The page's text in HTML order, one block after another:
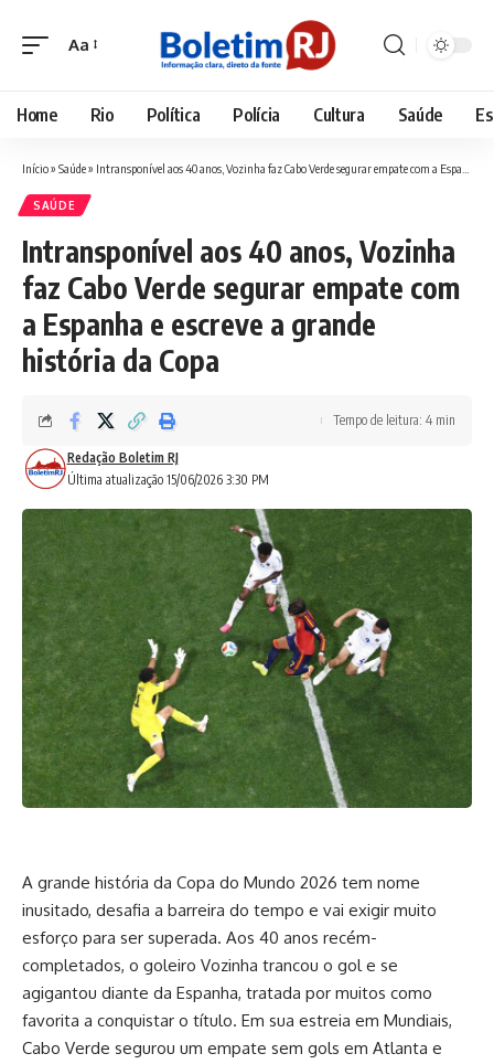
Font
Aa
Home Rio Política Polícia Cultura Saúde
Início» Saúde» Intransponível aos 40 anos, Vozinha faz Cabo Verde segurar empate com a Espanha e escreve a grande história da Copa
SAÚDE
Intransponível aos 40 anos, Vozinha
faz Cabo Verde segurar empate com
a Espanha e escreve a grande
história da Copa
Última atualização 15/06/2026 3:30 PM
Redação Boletim RJ
Tempo de leitura: 4 min
A grande história da Copa do Mundo 2026 tem nome
inusitado, desafia a barreira do tempo e vai exigir muito
esforço para ser superada. Aos 40 anos recém-
completados, o goleiro Vozinha trancou o gol e se
agigantou diante da Espanha, tratada por muitos como
favorita a conquistar o título. Em sua estreia em Mundiais,
Cabo Verde segurou um empate sem gols em Atlanta e